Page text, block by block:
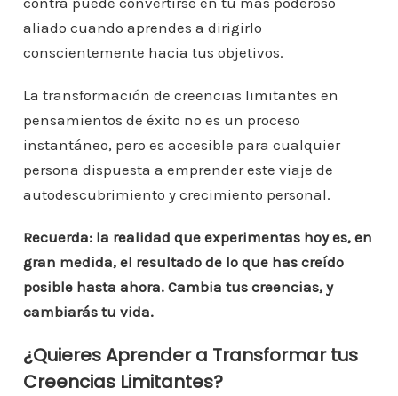
aliado cuando aprendes a dirigirlo
conscientemente hacia tus objetivos.
La transformación de creencias limitantes en
pensamientos de éxito no es un proceso
instantáneo, pero es accesible para cualquier
persona dispuesta a emprender este viaje de
autodescubrimiento y crecimiento personal.
Recuerda: la realidad que experimentas hoy es, en
gran medida, el resultado de lo que has creído
posible hasta ahora. Cambia tus creencias, y
cambiarás tu vida.
¿Quieres Aprender a Transformar tus
Creencias Limitantes?